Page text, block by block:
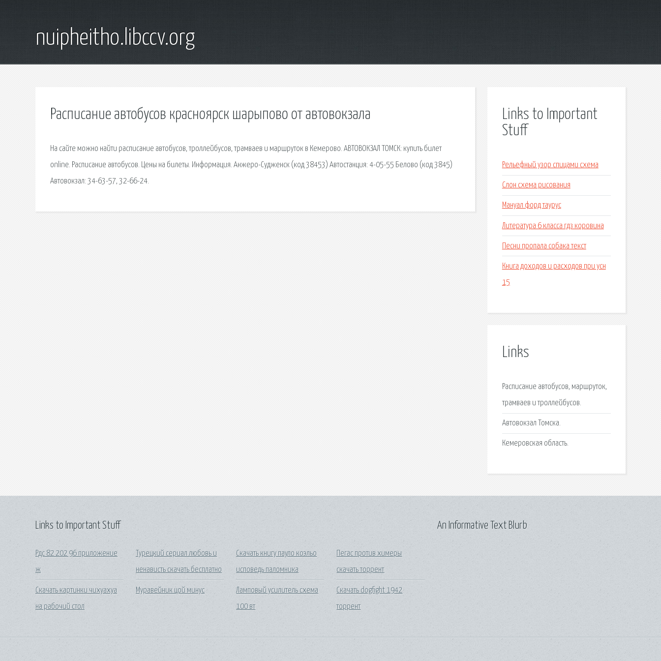
nuipheitho.libccv.org
Расписание автобусов красноярск шарыпово от автовокзала
На сайте можно найти расписание автобусов, троллейбусов, трамваев и маршруток в Кемерово. АВТОВОКЗАЛ ТОМСК: купить билет
online. Расписание автобусов. Цены на билеты. Информация. Анжеро-Судженск (код 38453) Автостанция: 4-05-55 Белово (код 3845)
Автовокзал: 34-63-57, 32-66-24.
Links to Important
Stuff
Рельефный узор спицами схема
Слон схема рисования
Мануал форд таурус
Литература 6 класса гдз коровина
Песни пропала собака текст
Книга доходов и расходов при усн
15
Links
Расписание автобусов, маршруток,
трамваев и троллейбусов.
Автовокзал Томска.
Кемеровская область.
Links to Important Stuff
Рдс 82 202 96 приложение
ж
Скачать картинки чихуахуа
на рабочий стол
Турецкий сериал любовь и
ненависть скачать бесплатно
Муравейник цой минус
Скачать книгу пауло коэльо
исповедь паломника
Ламповый усилитель схема
100 вт
Пегас против химеры
скачать торрент
Скачать dogfight 1942
торрент
An Informative Text Blurb